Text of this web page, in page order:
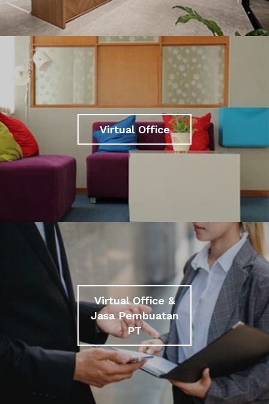
Virtual Office
Virtual Office &
Jasa Pembuatan
PT